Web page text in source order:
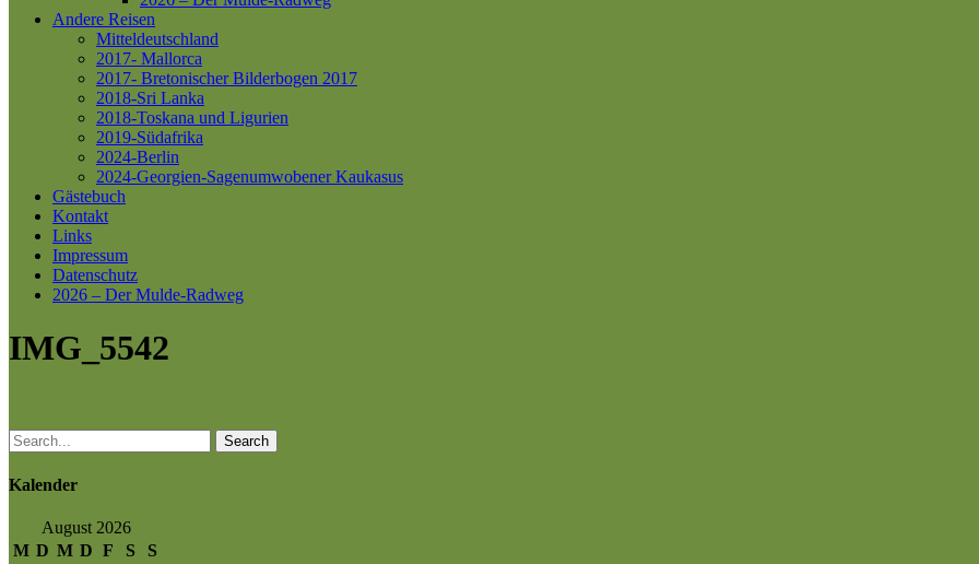
Andere Reisen
Mitteldeutschland
2017- Mallorca
2017- Bretonischer Bilderbogen 2017
2018-Sri Lanka
2018-Toskana und Ligurien
2019-Südafrika
2024-Berlin
2024-Georgien-Sagenumwobener Kaukasus
Gästebuch
Kontakt
Links
Impressum
Datenschutz
2026 – Der Mulde-Radweg
IMG_5542
Search
Kalender
August 2026
M D M D F S
S